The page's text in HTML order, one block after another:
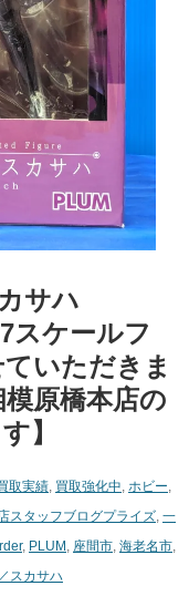
サハ
スケールフ
いただきま
原橋本店の
】
取実績, 買取強化中, ホビー,
スタッフブログプライズ, 一
, PLUM , 座間市, 海老名市,
スカサハ